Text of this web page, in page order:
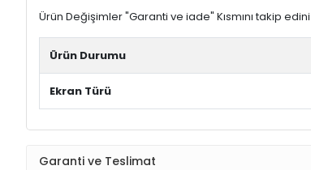
Ürün Değişimler "Garanti ve iade" Kısmını takip
Ürün Durumu
Ekran Türü
Garanti ve Teslimat